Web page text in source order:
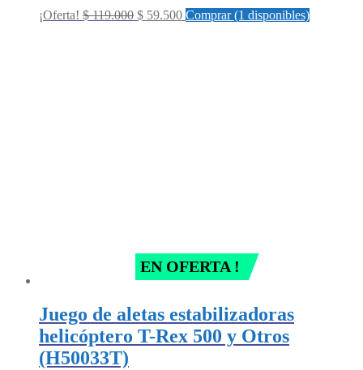
¡Oferta! $119.000 Original
$ 59.500Current
Comprar (1 disponibles)
EN OFERTA !
Juego de aletas estabilizadoras
helicóptero T-Rex 500 y Otros
(H50033T)